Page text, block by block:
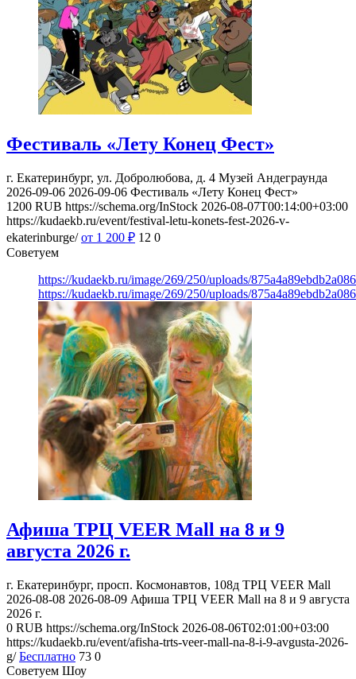
Фестиваль «Лету Конец Фест»
г. Екатеринбург, ул. Добролюбова, д. 4 Музей Андеграунда
2026-09-06 2026-09-06 Фестиваль «Лету Конец Фест»
1200 RUB https://schema.org/InStock 2026-08-07T00:14:00+03:00
https://kudaekb.ru/event/festival-letu-konets-fest-2026-v-
ekaterinburge/ от 1 200 ₽ 12 0
Советуем
https://kudaekb.ru/image/269/250/uploads/
https://kudaekb.ru/image/269/250/uploads/
Афиша ТРЦ VEER Mall на 8 и 9
августа 2026 г.
г. Екатеринбург, просп. Космонавтов, 108д ТРЦ VEER Mall
2026-08-08 2026-08-09 Афиша ТРЦ VEER Mall на 8 и 9 августа
2026 г.
0 RUB https://schema.org/InStock 2026-08-06T02:01:00+03:00
https://kudaekb.ru/event/afisha-trts-veer-mall-na-8-i-9-avgusta-2026-
g/ Бесплатно 73 0
Советуем Шоу